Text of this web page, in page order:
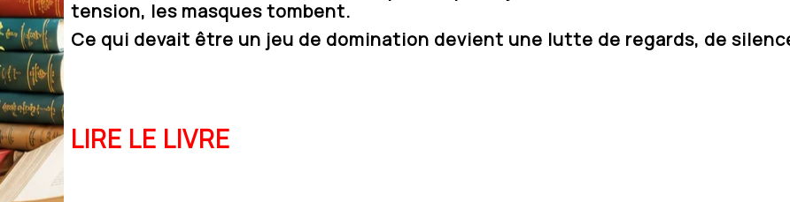
tension, les masques tombent.
Ce qui devait être un jeu de domination devient une lutte de regards, de
LIRE LE LIVRE